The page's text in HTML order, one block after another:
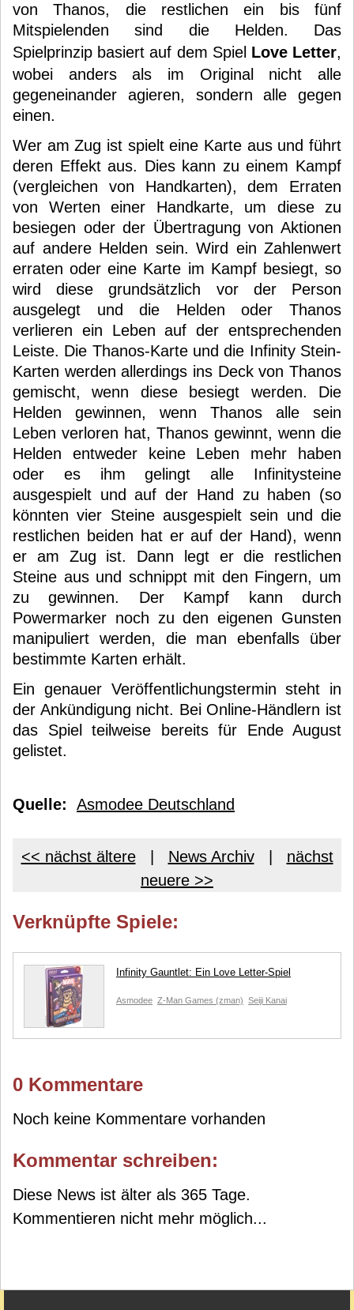
von Thanos, die restlichen ein bis fünf
Mitspielenden sind die Helden. Das
Spielprinzip basiert auf dem Spiel Love Letter,
wobei anders als im Original nicht alle
gegeneinander agieren, sondern alle gegen
einen.
Wer am Zug ist spielt eine Karte aus und führt
deren Effekt aus. Dies kann zu einem Kampf
(vergleichen von Handkarten), dem Erraten
von Werten einer Handkarte, um diese zu
besiegen oder der Übertragung von Aktionen
auf andere Helden sein. Wird ein Zahlenwert
erraten oder eine Karte im Kampf besiegt, so
wird diese grundsätzlich vor der Person
ausgelegt und die Helden oder Thanos
verlieren ein Leben auf der entsprechenden
Leiste. Die Thanos-Karte und die Infinity Stein-
Karten werden allerdings ins Deck von Thanos
gemischt, wenn diese besiegt werden. Die
Helden gewinnen, wenn Thanos alle sein
Leben verloren hat, Thanos gewinnt, wenn die
Helden entweder keine Leben mehr haben
oder es ihm gelingt alle Infinitysteine
ausgespielt und auf der Hand zu haben (so
könnten vier Steine ausgespielt sein und die
restlichen beiden hat er auf der Hand), wenn
er am Zug ist. Dann legt er die restlichen
Steine aus und schnippt mit den Fingern, um
zu gewinnen. Der Kampf kann durch
Powermarker noch zu den eigenen Gunsten
manipuliert werden, die man ebenfalls über
bestimmte Karten erhält.
Ein genauer Veröffentlichungstermin steht in
der Ankündigung nicht. Bei Online-Händlern ist
das Spiel teilweise bereits für Ende August
gelistet.
Quelle: Asmodee Deutschland
<< nächst ältere| News Archiv| nächst
neuere >>
Verknüpfte Spiele:
Infinity Gauntlet: Ein Love Letter-Spiel
Asmodee Z-Man Games (zman) Seiji Kanai
0 Kommentare
Noch keine Kommentare vorhanden
Kommentar schreiben:
Diese News ist älter als 365 Tage.
Kommentieren nicht mehr möglich...